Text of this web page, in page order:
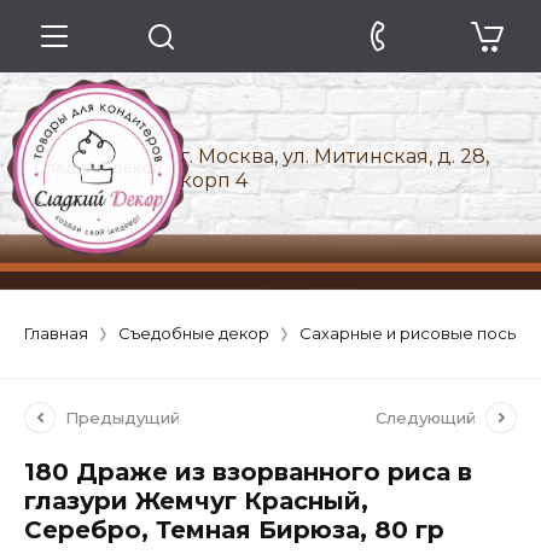
г. Москва, ул. Митинская, д. 28,
корп 4
Главная Съедобные декор Сахарные и рисовые
Предыдущий Следующий
180 Драже из взорванного риса в
глазури Жемчуг Красный,
Серебро, Темная Бирюза, 80 гр